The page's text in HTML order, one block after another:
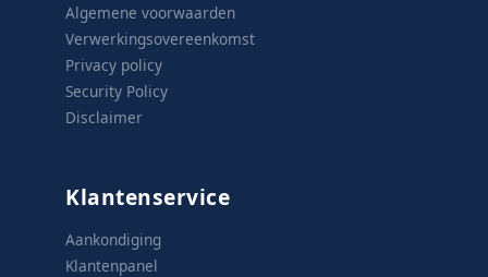
Algemene voorwaarden
Verwerkingsovereenkomst
Privacy policy
Security Policy
Disclaimer
Klantenservice
Aankondiging
Klantenpanel